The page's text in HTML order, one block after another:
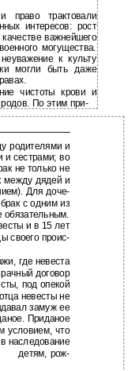
право трактовали
интересов: рост
важнейшего
могущества.
к культу
могли быть даже
чистоты крови и
По этим при-
родителями и
и сестрами; во
не только не
между дядей и
Для доче-
с одним из
обязательным.
и в 15 лет
своего проис-
где невеста
договор
под опекой
невесты не
замуж ее
Приданое
условием, что
наследование
детям, рож-